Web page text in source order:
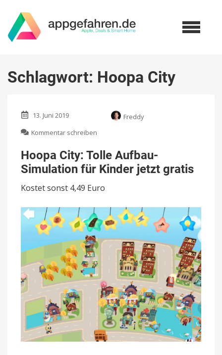
Schlagwort: Hoopa City
13. Juni 2019
Freddy
Kommentar schreiben
City:
Tolle
Aufbau-
für
jetzt
gratis
Hoopa City: Tolle Aufbau-
Simulation für Kinder jetzt gratis
Kostet sonst 4,49 Euro